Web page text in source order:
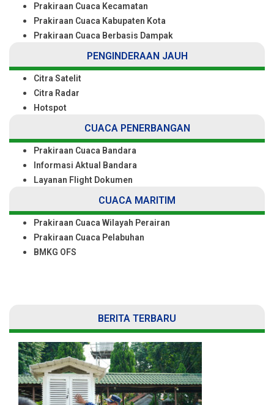
Prakiraan Cuaca Kecamatan
Prakiraan Cuaca Kabupaten Kota
Prakiraan Cuaca Berbasis Dampak
PENGINDERAAN JAUH
Citra Satelit
Citra Radar
Hotspot
CUACA PENERBANGAN
Prakiraan Cuaca Bandara
Informasi Aktual Bandara
Layanan Flight Dokumen
CUACA MARITIM
Prakiraan Cuaca Wilayah Perairan
Prakiraan Cuaca Pelabuhan
BMKG OFS
BERITA TERBARU